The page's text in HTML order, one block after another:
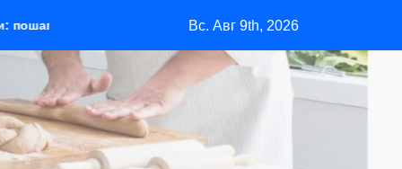
руководство для начинающих Сочи: курортный рай
Вс. Авг 9th, 2026